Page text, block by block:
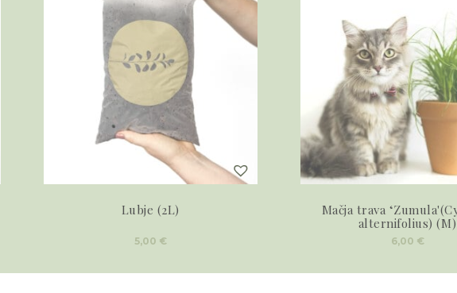
Lubje (2L)
5,00 €
Mačja trava
alternifolius) (M)
6,00 €